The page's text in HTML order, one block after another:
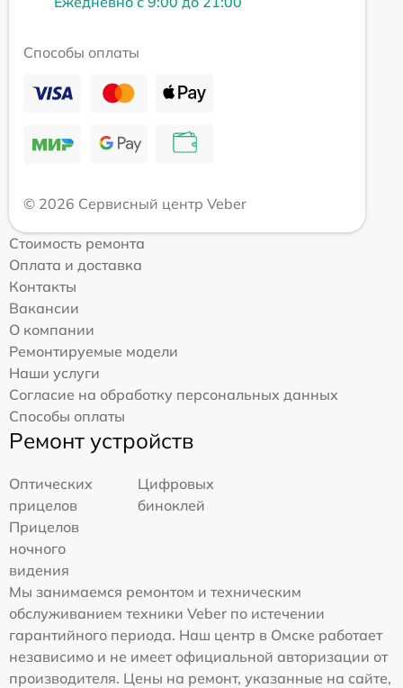
Способы оплаты
© 2026 Сервисный центр Veber
Стоимость ремонта
Оплата и доставка
Контакты
Вакансии
О компании
Ремонтируемые модели
Наши услуги
Согласие на обработку персональных данных
Способы оплаты
Ремонт устройств
Оптических
прицелов
Цифровых
биноклей
Прицелов
ночного
видения
Мы занимаемся ремонтом и техническим
обслуживанием техники Veber по истечении
гарантийного периода. Наш центр в Омске работает
независимо и не имеет официальной авторизации от
производителя. Цены на ремонт, указанные на сайте,